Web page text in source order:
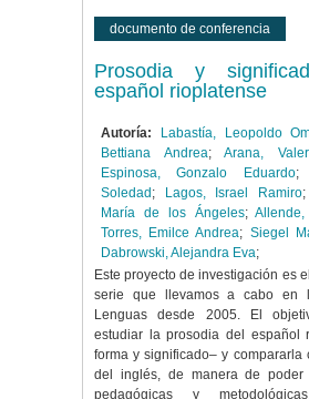
documento de conferencia
Prosodia y
español rioplatense
Autoría: Labastía, Leopoldo
Bettiana Andrea; Arana,
Espinosa, Gonzalo Eduardo;
Soledad ; Lagos, Israel Ramiro;
María de los Ángeles;
Torres, Emilce Andrea; Siegel
Dabrowski, Alejandra Eva;
Este proyecto de investigación es
serie que llevamos a cabo en
Lenguas desde 2005. El
estudiar la prosodia del español
forma y significado– y compararla
del inglés, de manera de poder
pedagógicas y